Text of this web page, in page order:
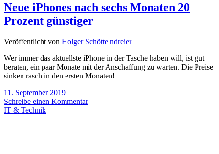
Neue iPhones nach sechs Monaten 20
Prozent günstiger
Veröffentlicht von Holger Schöttelndreier
Wer immer das aktuellste iPhone in der Tasche haben will, ist gut
beraten, ein paar Monate mit der Anschaffung zu warten. Die Preise
sinken rasch in den ersten Monaten!
11. September 2019
Schreibe einen Kommentar
IT & Technik